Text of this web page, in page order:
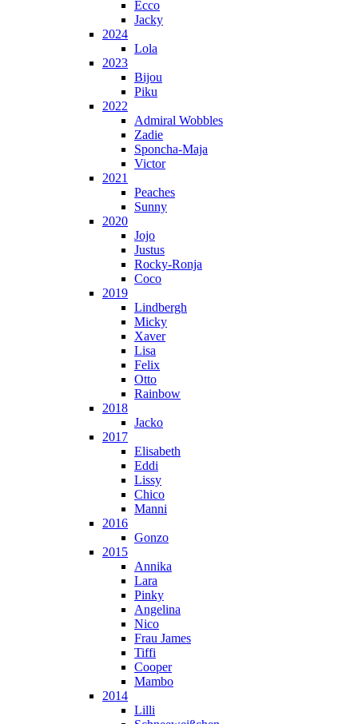
Ecco
Jacky
2024
Lola
2023
Bijou
Piku
2022
Admiral Wobbles
Zadie
Sponcha-Maja
Victor
2021
Peaches
Sunny
2020
Jojo
Justus
Rocky-Ronja
Coco
2019
Lindbergh
Micky
Xaver
Lisa
Felix
Otto
Rainbow
2018
Jacko
2017
Elisabeth
Eddi
Lissy
Chico
Manni
2016
Gonzo
2015
Annika
Lara
Pinky
Angelina
Nico
Frau James
Tiffi
Cooper
Mambo
2014
Lilli